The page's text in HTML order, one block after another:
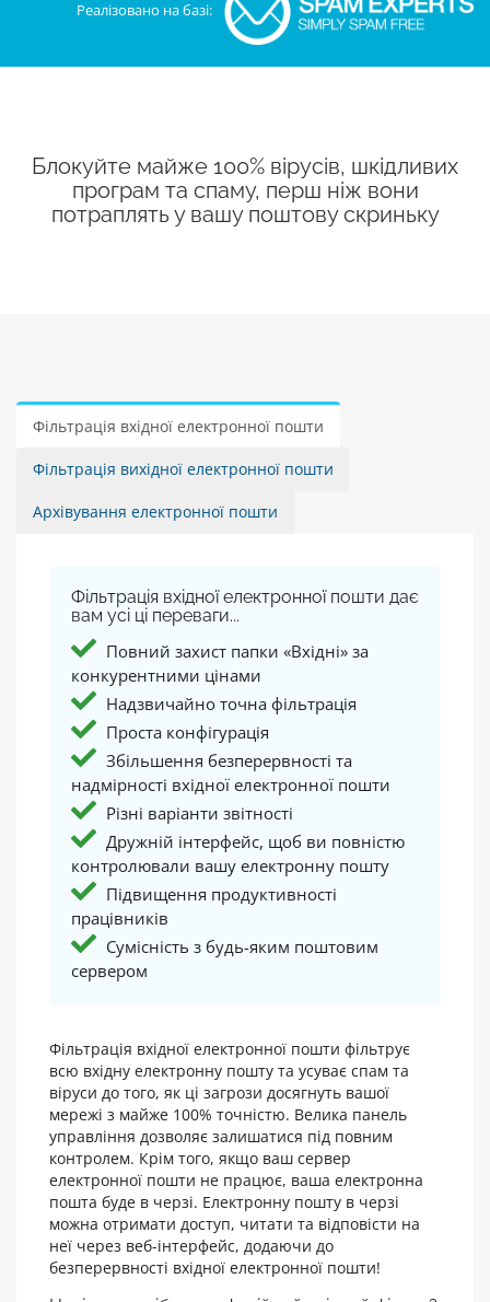
Реалізовано на базі:
Блокуйте майже 100% вірусів, шкідливих
програм та спаму, перш ніж вони
потраплять у вашу поштову скриньку
Фільтрація вхідної електронної пошти
Фільтрація вихідної електронної пошти
Архівування електронної пошти
Фільтрація вхідної електронної пошти дає
вам усі ці переваги...
Повний захист папки «Вхідні» за
конкурентними цінами
Надзвичайно точна фільтрація
Проста конфігурація
Збільшення безперервності та
надмірності вхідної електронної пошти
Різні варіанти звітності
Дружній інтерфейс, щоб ви повністю
контролювали вашу електронну пошту
Підвищення продуктивності
працівників
Сумісність з будь-яким поштовим
сервером
Фільтрація вхідної електронної пошти фільтрує
всю вхідну електронну пошту та усуває спам та
віруси до того, як ці загрози досягнуть вашої
мережі з майже 100% точністю. Велика панель
управління дозволяє залишатися під повним
контролем. Крім того, якщо ваш сервер
електронної пошти не працює, ваша електронна
пошта буде в черзі. Електронну пошту в черзі
можна отримати доступ, читати та відповісти на
неї через веб-інтерфейс, додаючи до
безперервності вхідної електронної пошти!